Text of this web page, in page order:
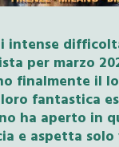
intense
per marzo
finalmente il
fantastica
ha aperto in
e aspetta solo